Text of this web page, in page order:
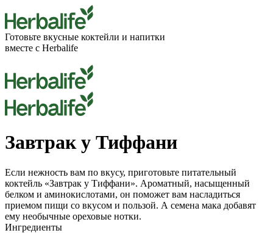
Готовьте вкусные коктейли и напитки
вместе с Herbalife
Завтрак у Тиффани
Если нежность вам по вкусу, приготовьте питательный
коктейль «Завтрак у Тиффани». Ароматный, насыщенный
белком и аминокислотами, он поможет вам насладиться
приемом пищи со вкусом и пользой. А семена мака добавят
ему необычные ореховые нотки.
Ингредиенты